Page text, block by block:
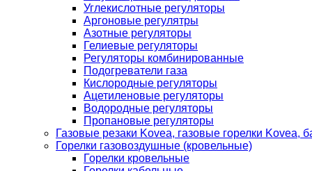
Углекислотные регуляторы
Аргоновые регулятры
Азотные регуляторы
Гелиевые регуляторы
Регуляторы комбинированные
Подогреватели газа
Кислородные регуляторы
Ацетиленовые регуляторы
Водородные регуляторы
Пропановые регуляторы
Газовые резаки Kovea, газовые горелки Kovea,
Горелки газовоздушные (кровельные)
Горелки кровельные